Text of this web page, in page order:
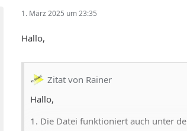
1. März 2025 um 23:35
Hallo,
Zitat von Rainer
Hallo,
1. Die Datei funktioniert auch unter